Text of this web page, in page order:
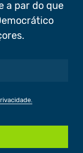
a par do que